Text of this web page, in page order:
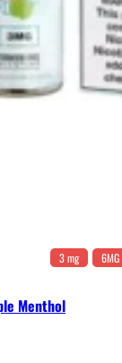
3 mg 6MG
Menthol